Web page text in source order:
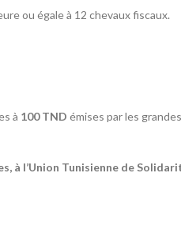
ou égale à 12 chevaux fiscaux.
à 100 TND émises par les
à l’Union Tunisienne de